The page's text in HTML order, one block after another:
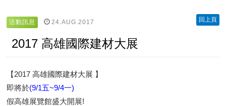
回上頁
活動訊息 24.AUG.2017
2017 高雄國際建材大展
【2017 高雄國際建材大展 】
即將於(9/1五~9/4一)
假高雄展覽館盛大開展!